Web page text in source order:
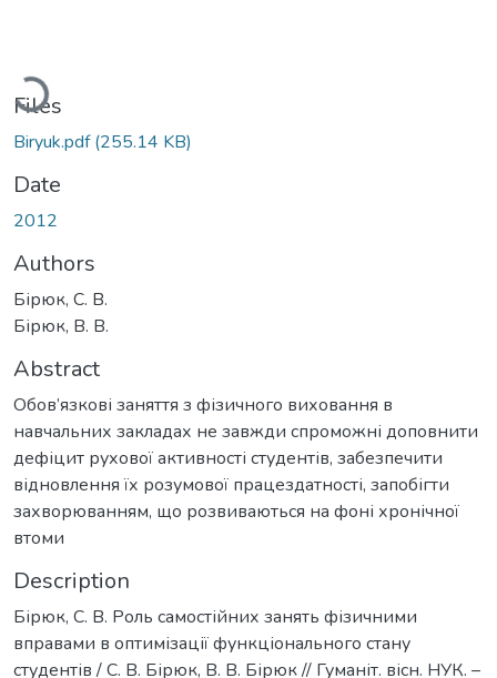
Files
Biryuk.pdf(255.14 KB)
Date
2012
Authors
Бірюк, С. В.
Бірюк, В. В.
Abstract
Обов’язкові заняття з фізичного виховання в
навчальних закладах не завжди спроможні доповнити
дефіцит рухової активності студентів, забезпечити
відновлення їх розумової працездатності, запобігти
захворюванням, що розвиваються на фоні хронічної
втоми
Description
Бірюк, С. В. Роль самостійних занять фізичними
вправами в оптимізації функціонального стану
студентів / С. В. Бірюк, В. В. Бірюк // Гуманіт. вісн. НУК. –